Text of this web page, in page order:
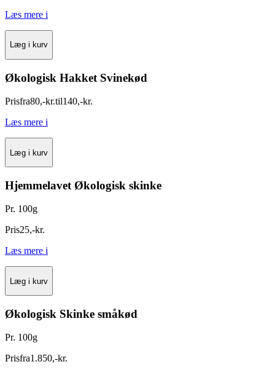
Læs mere i
Læg i kurv
Økologisk Hakket Svinekød
Prisfra80,-kr.til140,-kr.
Læs mere i
Læg i kurv
Hjemmelavet Økologisk skinke
Pr. 100g
Pris25,-kr.
Læs mere i
Læg i kurv
Økologisk Skinke småkød
Pr. 100g
Prisfra1.850,-kr.